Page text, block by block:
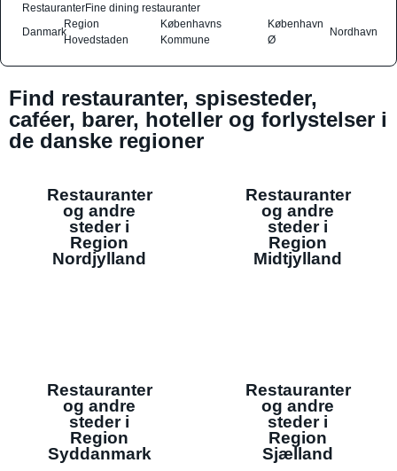
RestauranterFine dining restauranter
Danmark
Region
Hovedstaden
Københavns
Kommune
København
Ø
Nordhavn
Find restauranter, spisesteder,
caféer, barer, hoteller og forlystelser i
de danske regioner
Restauranter
og andre
steder i
Region
Nordjylland
Restauranter
og andre
steder i
Region
Midtjylland
Restauranter
og andre
steder i
Region
Syddanmark
Restauranter
og andre
steder i
Region
Sjælland